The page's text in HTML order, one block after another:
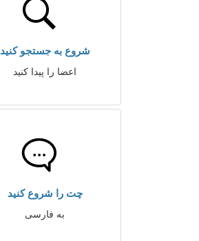
شروع به جستجو کنید
اعضا را پیدا کنید
چت را شروع کنید
به فارسی